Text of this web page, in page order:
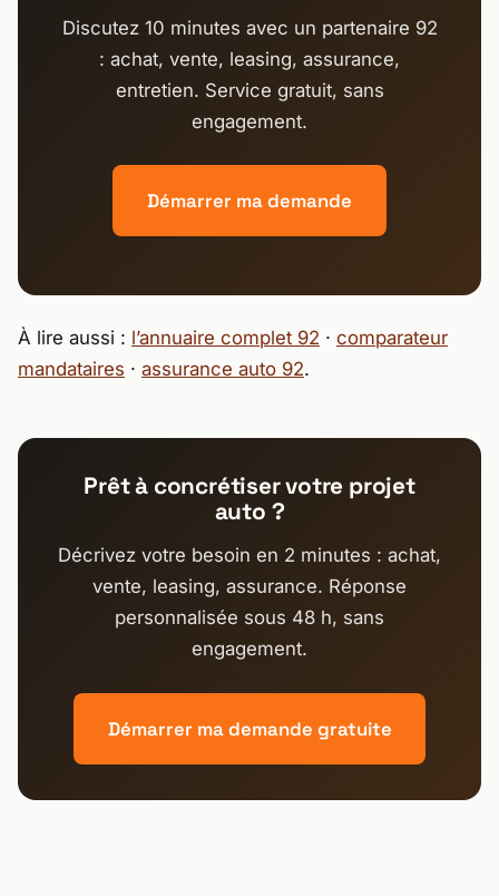
Discutez 10 minutes avec un partenaire 92
: achat, vente, leasing, assurance,
entretien. Service gratuit, sans
engagement.
Démarrer ma demande
À lire aussi : l’annuaire complet 92 · comparateur
mandataires · assurance auto 92.
Prêt à concrétiser votre projet
auto ?
Décrivez votre besoin en 2 minutes : achat,
vente, leasing, assurance. Réponse
personnalisée sous 48 h, sans
engagement.
Démarrer ma demande gratuite